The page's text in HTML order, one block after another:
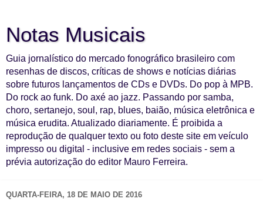
Notas Musicais
Guia jornalístico do mercado fonográfico brasileiro com
resenhas de discos, críticas de shows e notícias diárias
sobre futuros lançamentos de CDs e DVDs. Do pop à MPB.
Do rock ao funk. Do axé ao jazz. Passando por samba,
choro, sertanejo, soul, rap, blues, baião, música eletrônica e
música erudita. Atualizado diariamente. É proibida a
reprodução de qualquer texto ou foto deste site em veículo
impresso ou digital - inclusive em redes sociais - sem a
prévia autorização do editor Mauro Ferreira.
QUARTA-FEIRA, 18 DE MAIO DE 2016